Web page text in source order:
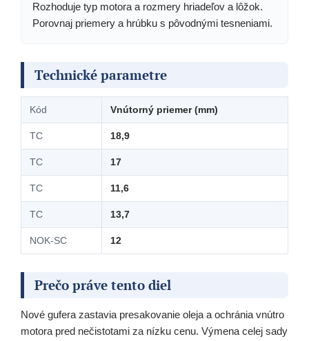
Rozhoduje typ motora a rozmery hriadeľov a lôžok.
Porovnaj priemery a hrúbku s pôvodnými tesneniami.
Technické parametre
Kód Vnútorný priemer (mm)
TC 18,9
TC 17
TC 11,6
TC 13,7
NOK-SC 12
Prečo práve tento diel
Nové gufera zastavia presakovanie oleja a ochránia vnútro
motora pred nečistotami za nízku cenu. Výmena celej sady